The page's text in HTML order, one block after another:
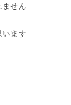
せん
ます